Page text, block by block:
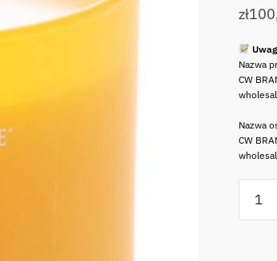
zł
Nazwa
CW
Nazwa
CW